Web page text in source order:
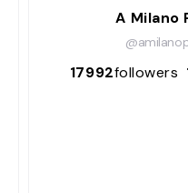
A Milano
17992followers